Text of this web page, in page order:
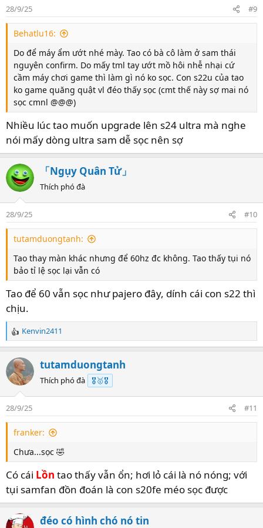
n
s
28/9/25 #9
Behatlu16:
Do để máy ẩm ướt nhé mày. Tao có bà cô làm ở sam thái
nguyên confirm. Do mấy tml tay ướt mồ hôi nhễ nhại cứ
cầm máy chơi game thì làm gì nó ko sọc. Con s22u của tao
ko game quăng quật vl đéo thấy sọc (cmt thế này sợ mai nó
sọc cmnl @@@)
Nhiều lúc tao muốn upgrade lên s24 ultra mà nghe
nói mấy dòng ultra sam dễ sọc nên sợ
「Ngụy Quân Tử」
Thích phó đà
28/9/25 #10
tutamduongtanh:
Tao thay màn khác nhưng để 60hz đc không. Tao thấy tụi nó
bảo tỉ lệ sọc lại vẫn có
Tao để 60 vẫn sọc như pajero đây, dính cái con s22 thì
chịu.
R
e
a
c
t
n
s
Kenvin2411
tutamduongtanh
Thích phó đà 🎖️🥇🎖️
28/9/25 #11
franker:
Chưa...sọc 🤣
Có cái Lồn tao thấy vẫn ổn; hơi lỏ cái là nó nóng; với
tụi samfan đồn đoán là con s20fe méo sọc được
đéo có hình chó nó tin